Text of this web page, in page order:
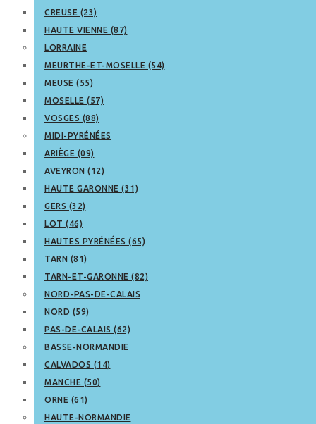
CREUSE (23)
HAUTE VIENNE (87)
LORRAINE
MEURTHE-ET-MOSELLE (54)
MEUSE (55)
MOSELLE (57)
VOSGES (88)
MIDI-PYRÉNÉES
ARIÈGE (09)
AVEYRON (12)
HAUTE GARONNE (31)
GERS (32)
LOT (46)
HAUTES PYRÉNÉES (65)
TARN (81)
TARN-ET-GARONNE (82)
NORD-PAS-DE-CALAIS
NORD (59)
PAS-DE-CALAIS (62)
BASSE-NORMANDIE
CALVADOS (14)
MANCHE (50)
ORNE (61)
HAUTE-NORMANDIE